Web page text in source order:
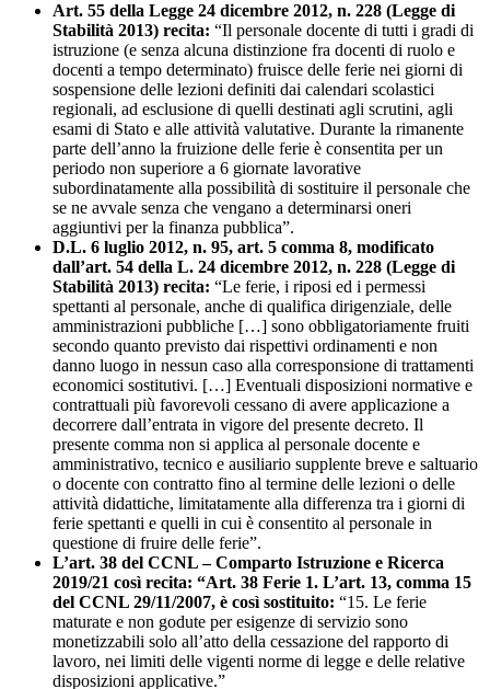
Art. 55 della Legge 24 dicembre 2012, n. 228 (Legge di
Stabilità 2013) recita: “Il personale docente di tutti i gradi di
istruzione (e senza alcuna distinzione fra docenti di ruolo e
docenti a tempo determinato) fruisce delle ferie nei giorni di
sospensione delle lezioni definiti dai calendari scolastici
regionali, ad esclusione di quelli destinati agli scrutini, agli
esami di Stato e alle attività valutative. Durante la rimanente
parte dell’anno la fruizione delle ferie è consentita per un
periodo non superiore a 6 giornate lavorative
subordinatamente alla possibilità di sostituire il personale che
se ne avvale senza che vengano a determinarsi oneri
aggiuntivi per la finanza pubblica”.
D.L. 6 luglio 2012, n. 95, art. 5 comma 8, modificato
dall’art. 54 della L. 24 dicembre 2012, n. 228 (Legge di
Stabilità 2013) recita: “Le ferie, i riposi ed i permessi
spettanti al personale, anche di qualifica dirigenziale, delle
amministrazioni pubbliche […] sono obbligatoriamente fruiti
secondo quanto previsto dai rispettivi ordinamenti e non
danno luogo in nessun caso alla corresponsione di trattamenti
economici sostitutivi. […] Eventuali disposizioni normative e
contrattuali più favorevoli cessano di avere applicazione a
decorrere dall’entrata in vigore del presente decreto. Il
presente comma non si applica al personale docente e
amministrativo, tecnico e ausiliario supplente breve e saltuario
o docente con contratto fino al termine delle lezioni o delle
attività didattiche, limitatamente alla differenza tra i giorni di
ferie spettanti e quelli in cui è consentito al personale in
questione di fruire delle ferie”.
L’art. 38 del CCNL – Comparto Istruzione e Ricerca
2019/21 così recita: “Art. 38 Ferie 1. L’art. 13, comma 15
del CCNL 29/11/2007, è così sostituito: “15. Le ferie
maturate e non godute per esigenze di servizio sono
monetizzabili solo all’atto della cessazione del rapporto di
lavoro, nei limiti delle vigenti norme di legge e delle relative
disposizioni applicative.”